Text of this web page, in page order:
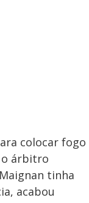
colocar fogo
o árbitro
tinha
acabou